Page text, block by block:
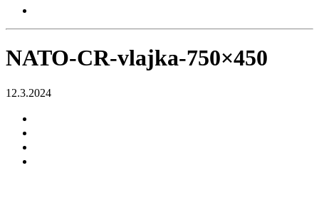
NATO-CR-vlajka-750×450
12.3.2024